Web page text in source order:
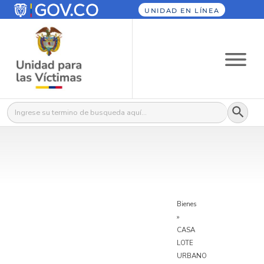
UNIDAD EN LÍNEA
Buscar: Botón
Bienes
»
CASA
LOTE
URBANO